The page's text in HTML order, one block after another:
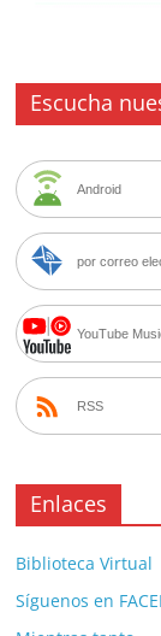
Escucha
Android
por correo
YouTube
RSS
Enlaces
Biblioteca Virtual
Síguenos en